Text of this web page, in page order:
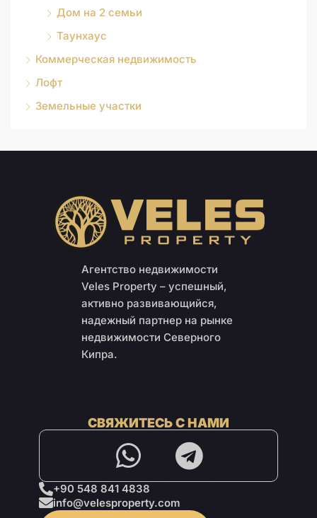
Дом на 2 семьи
Таунхаус
Коммерческая недвижимость
Лофт
Земельные участки
Агентство недвижимости
Veles Property – успешный,
активно развивающийся,
надежный партнер на рынке
недвижимости Северного
Кипра.
СВЯЖИТЕСЬ С НАМИ
+90 548 841 4838
info@velesproperty.com